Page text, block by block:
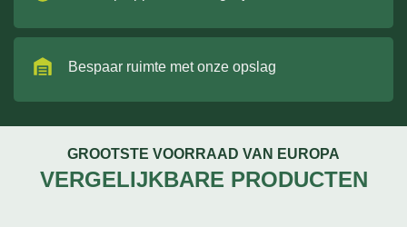
Bespaar ruimte met onze opslag
GROOTSTE VOORRAAD VAN EUROPA
VERGELIJKBARE PRODUCTEN